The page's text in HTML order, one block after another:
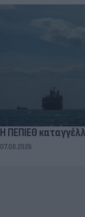
Η ΠΕΠΙΕΘ
07.08.2026